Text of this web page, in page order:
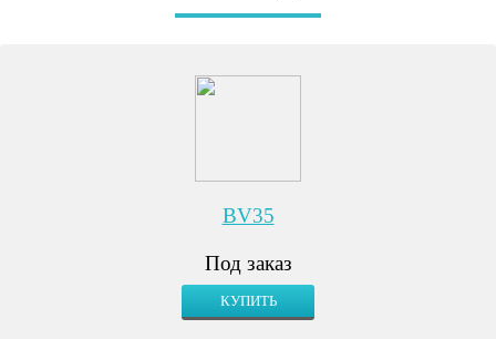
BV35
Под заказ
КУПИТЬ